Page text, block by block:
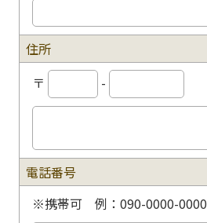
住所
〒
-
電話番号
※携帯可 例：090-0000-0000